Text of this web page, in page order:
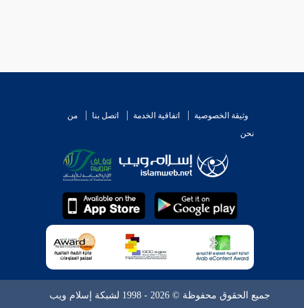
وثيقة الخصوصية اتفاقية الخدمة اتصل بنا
من
نحن
جميع الحقوق محفوظة © 2026 - 1998 لشبكة إسلام ويب